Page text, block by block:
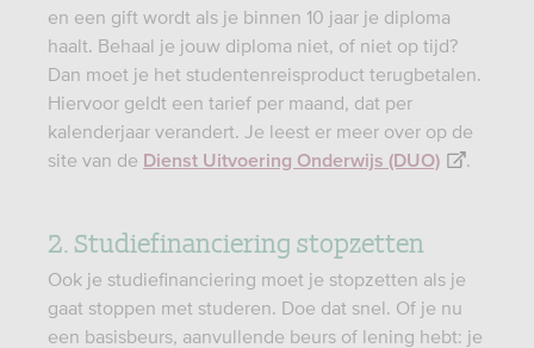
en een gift wordt als je binnen 10 jaar je diploma
haalt. Behaal je jouw diploma niet, of niet op tijd?
Dan moet je het studentenreisproduct terugbetalen.
Hiervoor geldt een tarief per maand, dat per
kalenderjaar verandert. Je leest er meer over op de
site van de Dienst Uitvoering Onderwijs (DUO) .
2. Studiefinanciering stopzetten
Ook je studiefinanciering moet je stopzetten als je
gaat stoppen met studeren. Doe dat snel. Of je nu
een basisbeurs, aanvullende beurs of lening hebt: je